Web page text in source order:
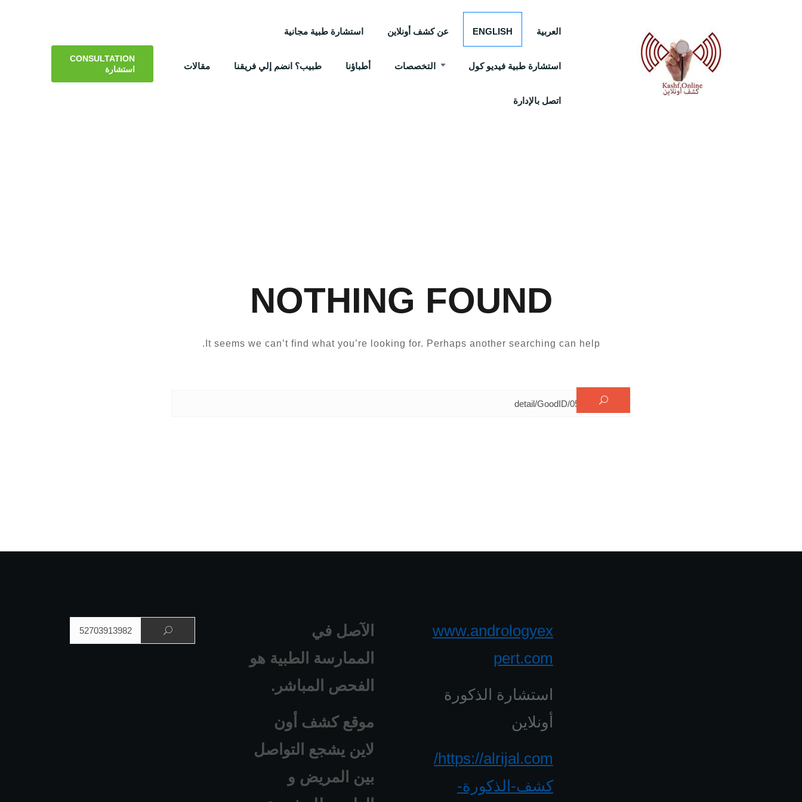
العربية ENGLISH عن كشف أونلاين استشارة طبية مجانية
استشارة طبية فيديو كول التخصصات أطباؤنا طبيب؟ انضم إلي فريقنا مقالات
اتصل بالإدارة
CONSULTATION
استشارة
NOTHING FOUND
It seems we can’t find what you’re looking for. Perhaps another searching can help.
الآصل في
الممارسة الطبية هو
الفحص المباشر.
موقع كشف أون
لاين يشجع التواصل
بين المريض و
www.andrologyex
pert.com
استشارة الذكورة
أونلاين
https://alrijal.com/
كشف-الذكورة-